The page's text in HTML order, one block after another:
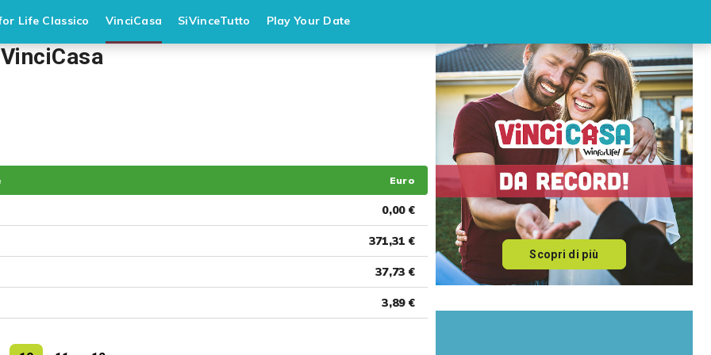
Life Classico VinciCasa SiVinceTutto Play Your Date
Euro
0,00 €
371,31 €
37,73 €
3,89 €
Scopri di più